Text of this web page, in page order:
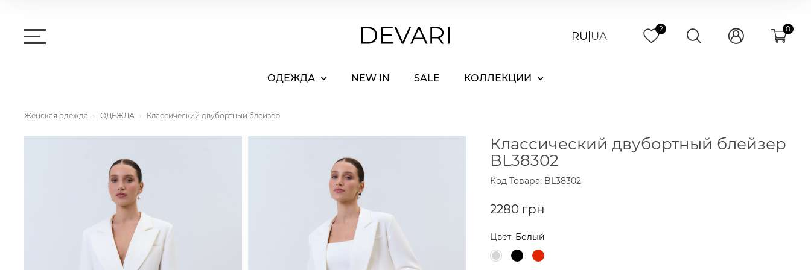
RU UA
2 0
ОДЕЖДА NEW IN SALE КОЛЛЕКЦИИ
Женская одежда ОДЕЖДА Классический двубортный блейзер
Классический двубортный блейзер
BL38302
Код Товара: BL38302
2280 грн
Цвет: Белый